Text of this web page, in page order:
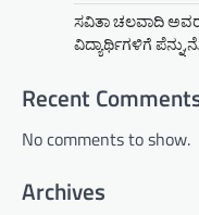
ಸವಿತಾ ಚಲವಾದಿ ಅವರ
ವಿದ್ಯಾರ್ಥಿಗಳಿಗೆ
Recent
No comments to show.
Archives